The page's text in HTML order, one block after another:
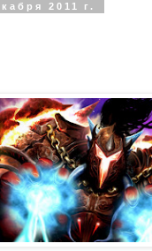
2011 г.